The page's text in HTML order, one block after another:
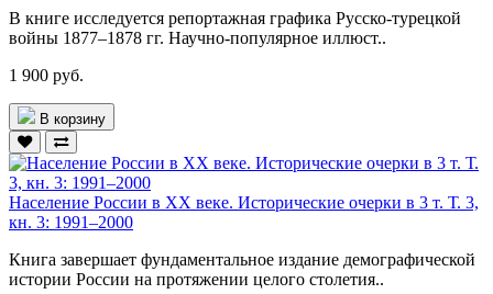
В книге исследуется репортажная графика Русско-турецкой
войны 1877–1878 гг. Научно-популярное иллюст..
1 900 руб.
В корзину
Население России в ХХ веке. Исторические очерки в 3 т. Т. 3,
кн. 3: 1991–2000
Книга завершает фундаментальное издание демографической
истории России на протяжении целого столетия..